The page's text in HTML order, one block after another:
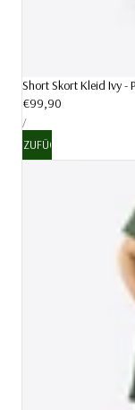
Short Skort Kleid Ivy -
Regulärer
Preis
€99,90
STÜCKPREIS
/PRO
HINZUFÜGEN